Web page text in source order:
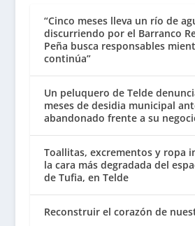
“Cinco meses lleva un río de
discurriendo por el Barranco
Peña busca responsables
continúa”
Un peluquero de Telde
meses de desidia municipal
abandonado frente a su
Toallitas, excrementos y ropa
la cara más degradada del
de Tufia, en Telde
Reconstruir el corazón de